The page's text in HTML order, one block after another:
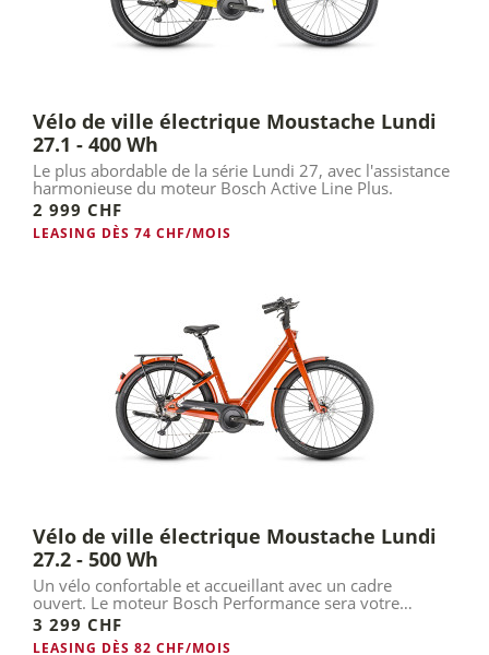
Vélo de ville électrique Moustache Lundi
27.1 - 400 Wh
Le plus abordable de la série Lundi 27, avec l'assistance
harmonieuse du moteur Bosch Active Line Plus.
2 999 CHF
LEASING DÈS 74 CHF/MOIS
Vélo de ville électrique Moustache Lundi
27.2 - 500 Wh
Un vélo confortable et accueillant avec un cadre
ouvert. Le moteur Bosch Performance sera votre
meilleur allié.
3 299 CHF
LEASING DÈS 82 CHF/MOIS